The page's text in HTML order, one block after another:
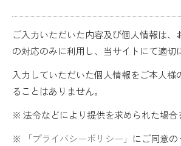
ご入力いただいた内容及び個人情報は、
の対応のみに利用し、当サイトにて適切
入力していただいた個人情報をご本人様
ることはありません。
法令などにより提供を求められた場合
「プライバシーポリシー」 にご同意